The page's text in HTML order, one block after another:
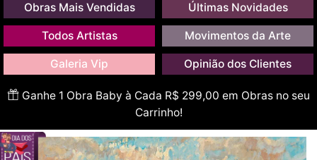
Obras Mais Vendidas Últimas Novidades
Todos Artistas Movimentos da Arte
Galeria Vip Opinião dos Clientes
Ganhe 1 Obra Baby à Cada R$ 299,00 em Obras no seu
Carrinho!